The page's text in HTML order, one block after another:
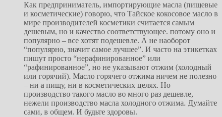
Как предприниматель, импортирующие масла (пищевые
и косметические) говорю, что Тайское кокосовое масло в
мире производителей косметики считается самым
дешевым, но и качество соответствующее. потому оно и
популярно – все хотят подешевле. А не наоборот
“популярно, значит самое лучшее”. И часто на этикетках
пишут просто “нерафинированное” или
“рафинированное”, но не указывают отжим (холодный
или горячий). Масло горячего отжима ничем не полезно
– ни а пищу, ни в косметических целях. Но
производство такого масло во много раз дешевле,
нежели производство масла холодного отжима. Думайте
сами, в общем. И будьте здоровы.